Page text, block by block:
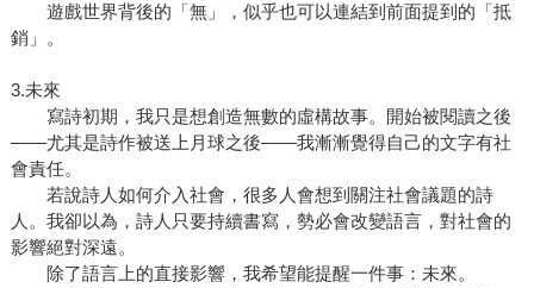
遊戲世界背後的「無」，似乎也可以連結到前面提到的「抵
銷」。
3.未來
寫詩初期，我只是想創造無數的虛構故事。開始被閱讀之後
——尤其是詩作被送上月球之後——我漸漸覺得自己的文字有社
會責任。
若說詩人如何介入社會，很多人會想到關注社會議題的詩
人。我卻以為，詩人只要持續書寫，勢必會改變語言，對社會的
影響絕對深遠。
除了語言上的直接影響，我希望能提醒一件事：未來。